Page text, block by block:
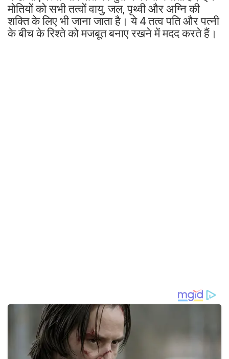
मोतियों को सभी तत्वों वायु, जल, पृथ्वी और अग्नि की
शक्ति के लिए भी जाना जाता है। ये 4 तत्व पति और पत्नी
के बीच के रिश्ते को मजबूत बनाए रखने में मदद करते हैं।